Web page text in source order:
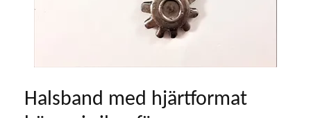
Halsband med hjärtformat